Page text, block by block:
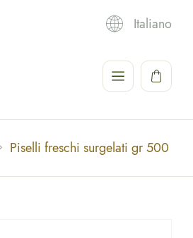
Italiano
Piselli freschi surgelati gr 500